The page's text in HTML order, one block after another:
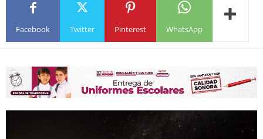
Facebook Twitter Pinterest WhatsApp